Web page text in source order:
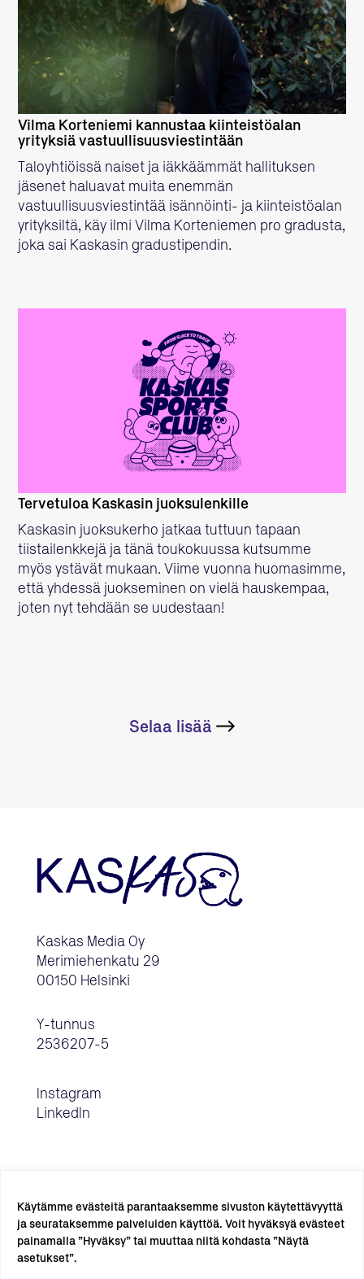
Käytämme evästeitä parantaaksemme sivuston käytettävyyttä
ja seurataksemme palveluiden käyttöä. Voit hyväksyä evästeet
painamalla ”Hyväksy” tai muuttaa niitä kohdasta ”Näytä
asetukset”.
LUE LISÄÄ
Vilma Korteniemi kannustaa kiinteistöalan
yrityksiä vastuullisuusviestintään
Taloyhtiöissä naiset ja iäkkäämmät hallituksen
jäsenet haluavat muita enemmän
vastuullisuusviestintää isännöinti- ja kiinteistöalan
yrityksiltä, käy ilmi Vilma Korteniemen pro gradusta,
joka sai Kaskasin gradustipendin.
LUE LISÄÄ
Tervetuloa Kaskasin juoksulenkille
Kaskasin juoksukerho jatkaa tuttuun tapaan
tiistailenkkejä ja tänä toukokuussa kutsumme
myös ystävät mukaan. Viime vuonna huomasimme,
että yhdessä juokseminen on vielä hauskempaa,
joten nyt tehdään se uudestaan!
Selaa lisää
Kaskas Media Oy
Merimiehenkatu 29
00150 Helsinki
Y-tunnus
2536207-5
Instagram
LinkedIn
TILAA UUTISKIRJE →